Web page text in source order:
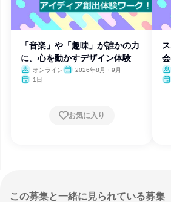
「音楽」や「趣味」が誰かの力
に。心を動かすデザイン体験
オンライン
2026年8月・9月
1日
お気に入り
この募集と一緒に見られている募集